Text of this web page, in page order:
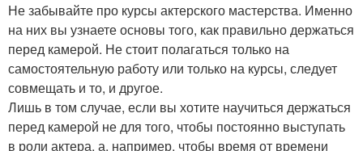
Не забывайте про курсы актерского мастерства. Именно
на них вы узнаете основы того, как правильно держаться
перед камерой. Не стоит полагаться только на
самостоятельную работу или только на курсы, следует
совмещать и то, и другое.
Лишь в том случае, если вы хотите научиться держаться
перед камерой не для того, чтобы постоянно выступать
в роли актера, а, например, чтобы время от времени